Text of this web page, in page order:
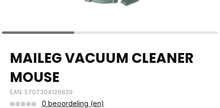
MAILEG VACUUM CLEANER
MOUSE
EAN: 5707304126829
0 beoordeling (en)